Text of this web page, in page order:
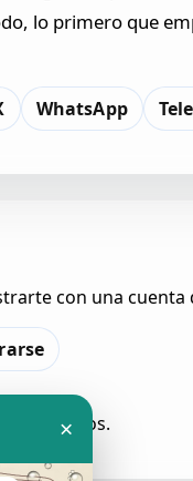
lo primero que
WhatsApp
con una cuenta
aprobados.
×